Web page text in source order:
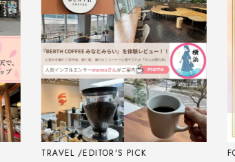
TRAVEL EDITOR'S PICK